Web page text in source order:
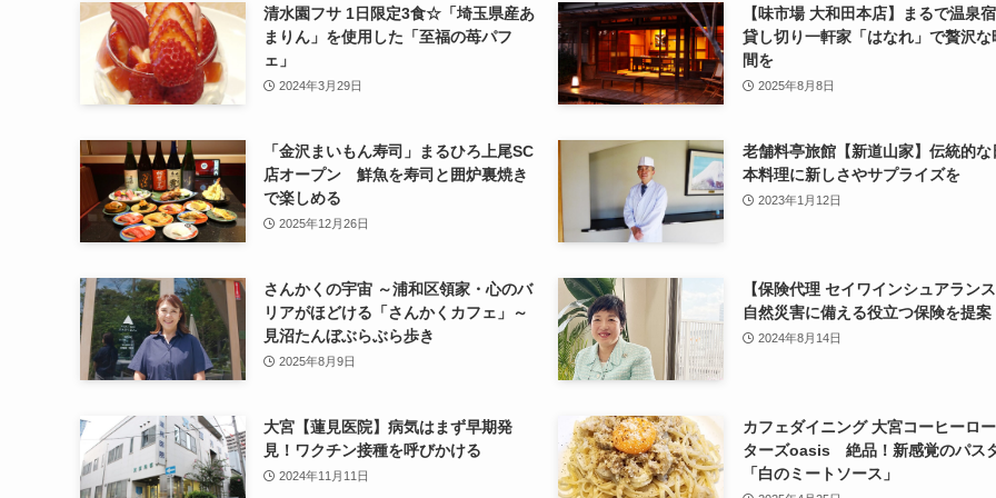
清水園フサ 1日限定3食☆「埼玉県産あ
まりん」を使用した「至福の苺パフ
ェ」
2024年3月29日
【味市場 大和田本店】まるで温泉
貸し切り一軒家「はなれ」で贅沢な
間を
2025年8月8日
「金沢まいもん寿司」まるひろ上尾SC
店オープン 鮮魚を寿司と囲炉裏焼き
で楽しめる
2025年12月26日
老舗料亭旅館【新道山家】伝統的な
本料理に新しさやサプライズを
2023年1月12日
さんかくの宇宙 ～浦和区領家・心のバ
リアがほどける「さんかくカフェ」～
見沼たんぼぶらぶら歩き
2025年8月9日
【保険代理 セイワインシュアランス
自然災害に備える役立つ保険を提案
2024年8月14日
大宮【蓮見医院】病気はまず早期発
見！ワクチン接種を呼びかける
2024年11月11日
カフェダイニング 大宮コーヒーロ
ターズoasis 絶品！新感覚のパス
「白のミートソース」